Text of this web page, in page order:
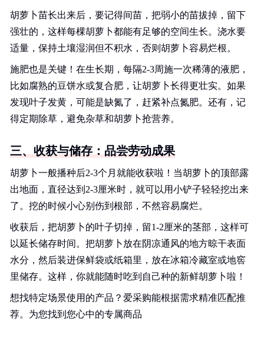
胡萝卜苗长出来后，要记得间苗，把弱小的苗拔掉，留下
强壮的，这样每棵胡萝卜都能有足够的空间生长。浇水要
适量，保持土壤湿润但不积水，否则胡萝卜容易烂根。
施肥也是关键！在生长期，每隔2-3周施一次稀薄的液肥，
比如腐熟的豆饼水或复合肥，让胡萝卜长得更壮实。如果
发现叶子发黄，可能是缺氮了，赶紧补点氮肥。还有，记
得定期除草，避免杂草和胡萝卜抢营养。
三、收获与储存：品尝劳动成果
胡萝卜一般播种后2-3个月就能收获啦！当胡萝卜的顶部露
出地面，直径达到2-3厘米时，就可以用小铲子轻轻挖出来
了。挖的时候小心别伤到根部，不然容易腐烂。
收获后，把胡萝卜的叶子切掉，留1-2厘米的茎部，这样可
以延长储存时间。把胡萝卜放在阴凉通风的地方晾干表面
水分，然后装进保鲜袋或纸箱里，放在冰箱冷藏室或地窖
里储存。这样，你就能随时吃到自己种的新鲜胡萝卜啦！
想找特定场景使用的产品？爱采购能根据需求精准匹配推
荐。为您找到您心中的专属商品